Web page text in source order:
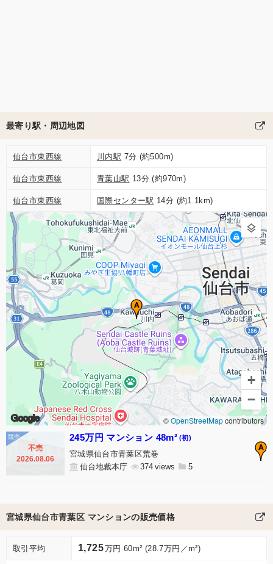
最寄り駅・周辺地図
仙台市東西線 川内駅 7分 (約500m)
仙台市東西線 青葉山駅 13分 (約970m)
仙台市東西線 国際センター駅 14分 (約1.1km)
A
Google
+
−
©OpenStreetMapcontributors
不売
2026.08.06
A
245万円 マンション 48m² (初)
宮城県仙台市青葉区荒巻
仙台地裁本庁
374 5
宮城県仙台市青葉区 マンションの販売価格
取引平均 1,725万円 60m² (28.7万円／m²)